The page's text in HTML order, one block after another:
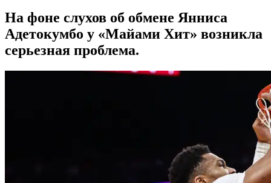
На фоне слухов об обмене Янниса
Адетокумбо у «Майами Хит» возникла
серьезная проблема.